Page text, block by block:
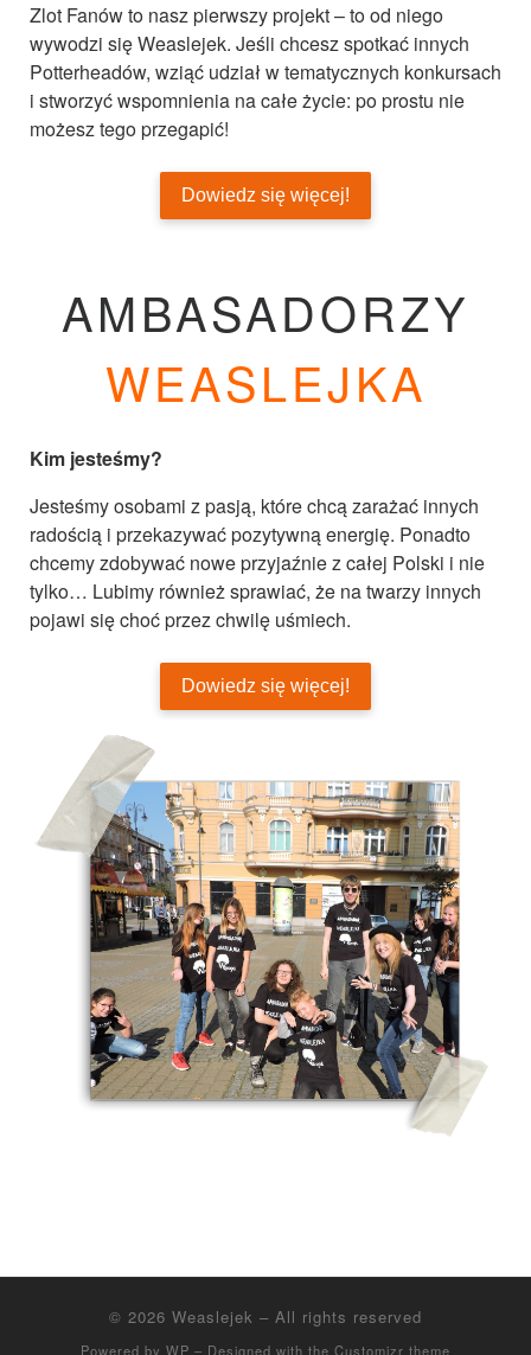
Zlot Fanów to nasz pierwszy projekt – to od niego
wywodzi się Weaslejek. Jeśli chcesz spotkać innych
Potterheadów, wziąć udział w tematycznych konkursach
i stworzyć wspomnienia na całe życie: po prostu nie
możesz tego przegapić!
Dowiedz się więcej!
AMBASADORZY
WEASLEJKA
Kim jesteśmy?
Jesteśmy osobami z pasją, które chcą zarażać innych
radością i przekazywać pozytywną energię. Ponadto
chcemy zdobywać nowe przyjaźnie z całej Polski i nie
tylko… Lubimy również sprawiać, że na twarzy innych
pojawi się choć przez chwilę uśmiech.
Dowiedz się więcej!
© 2026 Weaslejek – All rights reserved
Powered by WP – Designed with the Customizr theme